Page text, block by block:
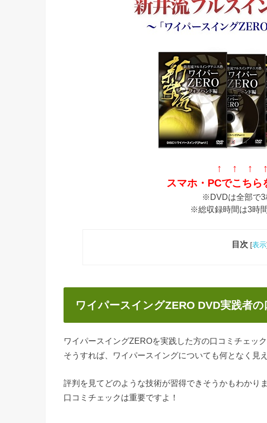
↑ ↑ ↑
スマホ・PCでこちら
※DVDは全部で3
※総収録時間は3時間
目次 [表示
ワイパースイングZERO DVD実践者
ワイパースイングZEROを実践した方の口コミチェッ
そうすれば、ワイパースイングについても何となく見
評判を見てどのような技術が習得できそうかもわかりま
口コミチェックは重要ですよ！